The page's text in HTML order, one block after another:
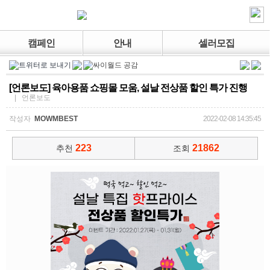
캠페인 안내 셀러모집
[언론보도] 육아용품 쇼핑몰 모움, 설날 전상품 할인 특가 진행
| 언론보도
작성자 MOWMBEST 2022-02-08 14:35:45
추천 223 조회 21862